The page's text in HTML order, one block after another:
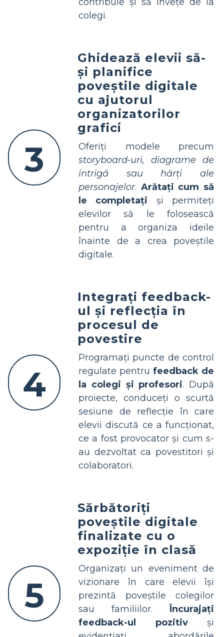
colegi.
3
Ghidează elevii să-
și planifice
poveștile digitale
cu ajutorul
organizatorilor
grafici
Oferiți modele precum
storyboard-uri, diagrame de
intrigă sau hărți ale
personajelor. Arătați cum să
le completați și permiteți
elevilor să le folosească
pentru a organiza ideile
înainte de a crea poveștile
digitale.
4
Integrați feedback-
ul și reflecția în
procesul de
povestire
Programați puncte de control
regulate pentru feedback de
la colegi și profesori. După
proiecte, conduceți o scurtă
sesiune de reflecție în care
elevii discută ce a funcționat,
ce a fost provocator și cum s-
au dezvoltat ca povestitori și
colaboratori.
5
Sărbătoriți
poveștile digitale
finalizate cu o
expoziție în clasă
Organizați un eveniment de
vizionare în care elevii își
prezintă poveștile colegilor
sau familiilor.Încurajați
feedback-ul pozitivși